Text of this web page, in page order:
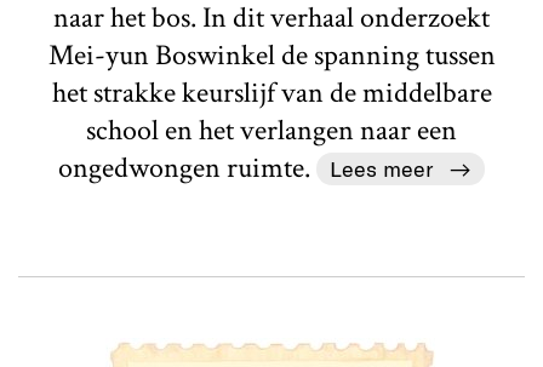
naar het bos. In dit verhaal onderzoekt
Mei-yun Boswinkel de spanning tussen
het strakke keurslijf van de middelbare
school en het verlangen naar een
ongedwongen ruimte.
Lees meer